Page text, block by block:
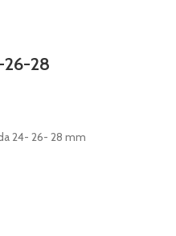
26-28
24- 26- 28 mm